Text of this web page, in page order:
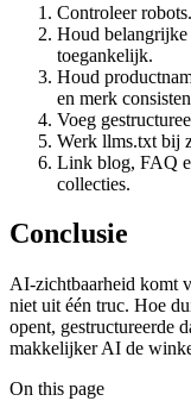
Controleer
Houd belangrijke
toegankelijk.
Houd
en merk
Voeg
Werk llms.txt bij
Link blog, FAQ
collecties.
Conclusie
AI-zichtbaarheid komt
niet uit één truc. Hoe
opent, gestructureerde
makkelijker AI de
On this page